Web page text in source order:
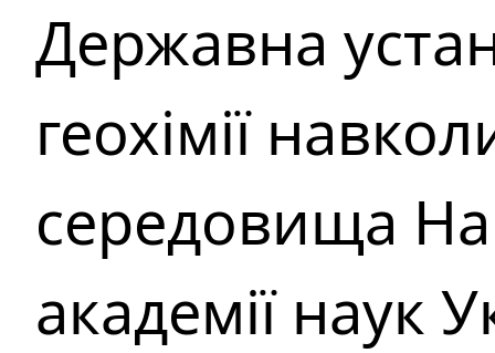
Державна
геохімії
середовища
академії наук